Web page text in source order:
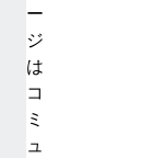
ー
ジ
は
コ
ミ
ュ